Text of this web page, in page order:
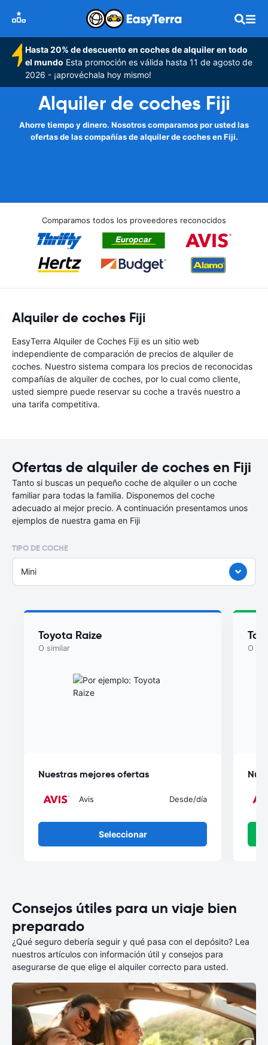
Hasta 20% de descuento en coches de alquiler en todo
el mundo Esta promoción es válida hasta 11 de agosto de
2026 - ¡aprovéchala hoy mismo!
Alquiler de coches Fiji
Ahorre tiempo y dinero. Nosotros comparamos por usted las
ofertas de las compañías de alquiler de coches en Fiji.
Comparamos todos los proveedores reconocidos
Alquiler de coches Fiji
EasyTerra Alquiler de Coches Fiji es un sitio web
independiente de comparación de precios de alquiler de
coches. Nuestro sistema compara los precios de reconocidas
compañías de alquiler de coches, por lo cual como cliente,
usted siempre puede reservar su coche a través nuestro a
una tarifa competitiva.
Ofertas de alquiler de coches en Fiji
Tanto si buscas un pequeño coche de alquiler o un coche
familiar para todas la familia. Disponemos del coche
adecuado al mejor precio. A continuación presentamos unos
ejemplos de nuestra gama en Fiji
TIPO DE COCHE
Mini
Toyota Raize
O similar
Nuestras mejores ofertas
Avis Desde/día
Seleccionar
O
Consejos útiles para un viaje bien
preparado
¿Qué seguro debería seguir y qué pasa con el depósito? Lea
nuestros artículos con información útil y consejos para
asegurarse de que elige el alquiler correcto para usted.